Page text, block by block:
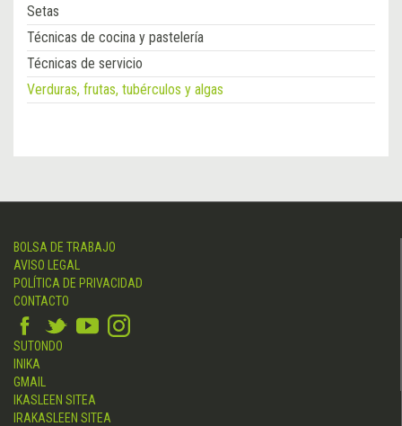
Setas
Técnicas de cocina y pastelería
Técnicas de servicio
Verduras, frutas, tubérculos y algas
BOLSA DE TRABAJO
AVISO LEGAL
POLÍTICA DE PRIVACIDAD
CONTACTO
SUTONDO
INIKA
GMAIL
IKASLEEN SITEA
IRAKASLEEN SITEA